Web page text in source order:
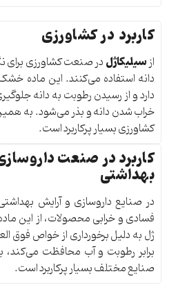
کاربرد در کشاورزی
از سیلیکاژل در صنعت کشاورزی برای
دانه استفاده می‌کنند. این ماده
دارد و از رسیدن رطوبت به دانه
خراب شدن دانه و بذر می‌شود. به
کشاورزی بسیار پرکاربرد است.
کاربرد در صنعت
بهداشتی
در صنایع داروسازی و آرایش
فسادی و خرابی محصولات، از این
ژل به دلیل برخورداری از خواص فوق
برابر رطوبت و آب محافظت می‌کند،
صنایع مختلف بسیار پرکاربرد است.